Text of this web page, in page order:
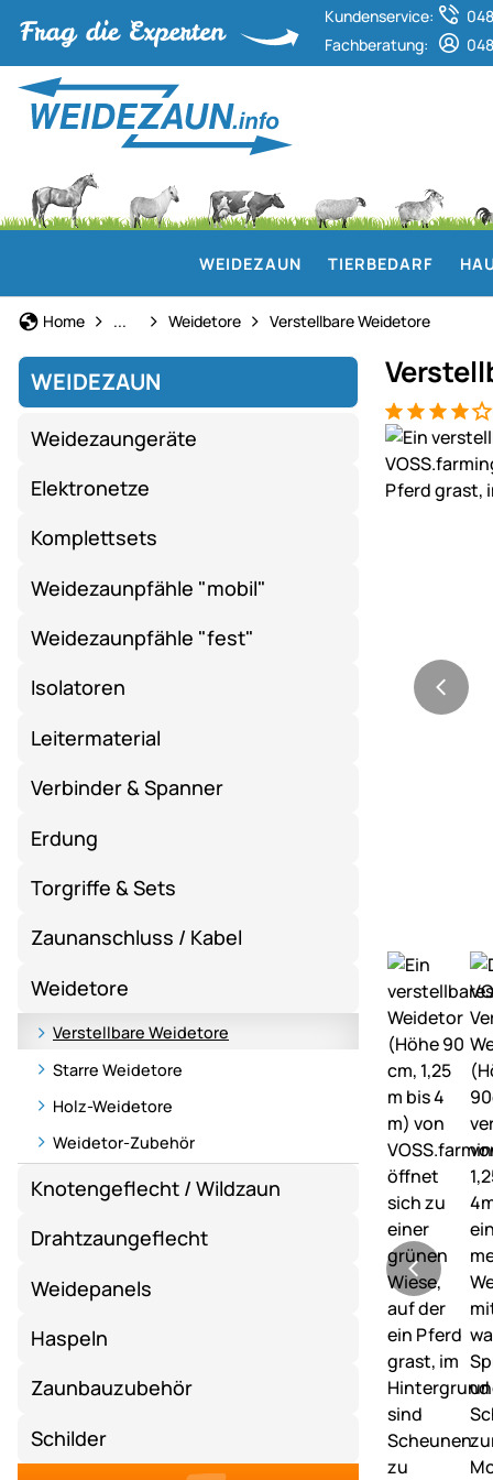
Kundenservice:
Fachberatung:
WEIDEZAUN TIERBEDARF
Home Weidezaun
... Weidetore Verstellbare Weidetore
WEIDEZAUN
Weidezaungeräte
Elektronetze
Komplettsets
Weidezaunpfähle "mobil"
Weidezaunpfähle "fest"
Isolatoren
Leitermaterial
Verbinder & Spanner
Erdung
Torgriffe & Sets
Zaunanschluss / Kabel
Weidetore
Verstellbare Weidetore
Starre Weidetore
Holz-Weidetore
Weidetor-Zubehör
Knotengeflecht / Wildzaun
Drahtzaungeflecht
Weidepanels
Haspeln
Zaunbauzubehör
Schilder
Bewertung:
11